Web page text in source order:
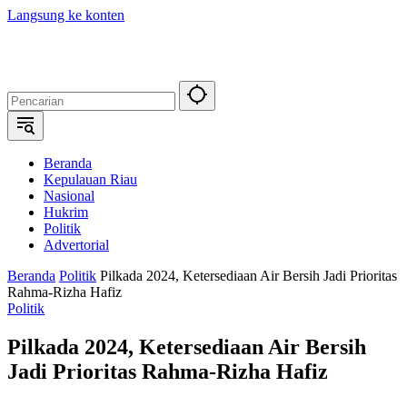
Langsung ke konten
Beranda
Kepulauan Riau
Nasional
Hukrim
Politik
Advertorial
Beranda Politik Pilkada 2024, Ketersediaan Air Bersih Jadi Prioritas
Rahma-Rizha Hafiz
Politik
Pilkada 2024, Ketersediaan Air Bersih
Jadi Prioritas Rahma-Rizha Hafiz